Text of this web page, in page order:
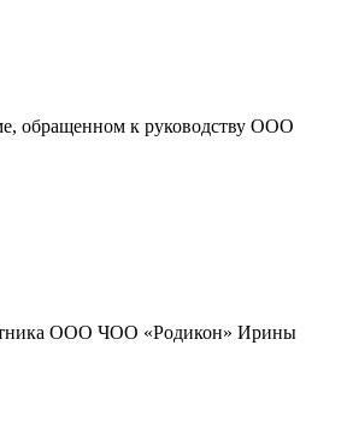
обращенном к руководству ООО
ООО ЧОО «Родикон» Ирины